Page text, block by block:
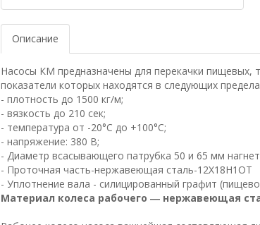
Описание
Насосы КМ предназначены для перекачки пищевых,
показатели которых находятся в следующих
- плотность до 1500 кг/м;
- вязкость до 210 сек;
- температура от -20°С до +100°С;
- напряжение: 380 В;
- Диаметр всасывающего патрубка 50 и 65 мм
- Проточная часть-нержавеющая сталь-12X18Н1ОТ
- Уплотнение вала - силицированный графит
Материал колеса рабочего ― нержавеющая